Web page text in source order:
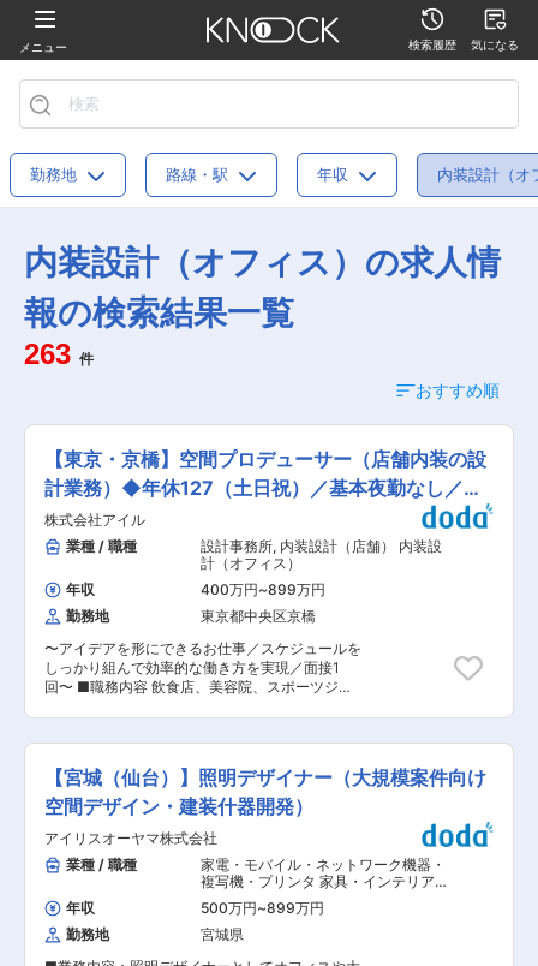
メニュー 検索履歴 気になる
勤務地 路線・駅 年収 内装設計（オ
内装設計（オフィス）の求人情
報の検索結果一覧
263 件
おすすめ順
【東京・京橋】空間プロデューサー（店舗内装の設
計業務）◆年休127（土日祝）／基本夜勤なし／転
勤なし
株式会社アイル
業種 / 職種
設計事務所, 内装設計（店舗） 内装設
計（オフィス）
年収
400万円~899万円
勤務地
東京都中央区京橋
〜アイデアを形にできるお仕事／スケジュールを
しっかり組んで効率的な働き方を実現／面接1
回〜 ■職務内容 飲食店、美容院、スポーツジ
の設計業務をお任せします。 自由度が高く、クリ
エイティブなお仕事にチャレンジできる環境で
す。 ■職務詳細 飲食店や美容院、スポーツジ
ム、クリニックなど様々な業態の店舗や公共施設
をデザインから完成まで導きます。その中で、設
計業務を中心に担当していただきます。 ・現場の
調査：ご依頼に合わせ、現場の調査を実施しま
す。 ・設計：内装設計は主に設計部門が担当しま
すが、一部は外部のデザイナーに依頼していま
す。 など 一部施主様との進捗確認などでの現場
確認業務などもございます。 ■働き方の特徴 無
理のない働き方をしていただくため、希望しない
【宮城（仙台）】照明デザイナー（大規模案件向け
空間デザイン・建装什器開発）
アイリスオーヤマ株式会社
業種 / 職種
家電・モバイル・ネットワーク機器・
複写機・プリンタ 家具・インテリア・
生活雑貨
内装設計（店舗） 内装設計
（オフィス）
年収 500万円~899万円
勤務地
宮城県